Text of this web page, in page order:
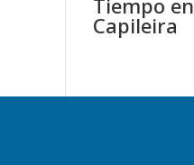
Tiempo en
Capileira